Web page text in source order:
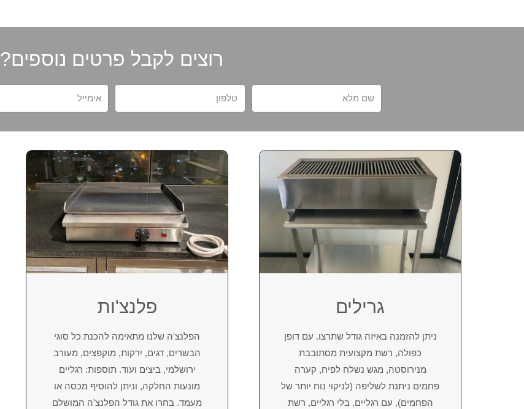
רוצים לקבל פרטים נוספים?
גרילים
ניתן להזמנה באיזה גודל שתרצו. עם דופן
כפולה, רשת מקצועית מסתובבת
מנירוסטה, מגש נשלח לפיח, קערה
פחמים ניתנת לשליפה (לניקוי נוח יותר של
הפחמים), עם רגליים, בלי רגליים, רשת
פלנצ'ות
הפלנצ'ה שלנו מתאימה להכנת כל סוגי
הבשרים, דגים, ירקות, מוקפצים, מעורב
ירושלמי, ביצים ועוד. תוספות: רגליים
מונעות החלקה, וניתן להוסיף מכסה או
מעמד. בחרו את גודל הפלנצ'ה המושלם